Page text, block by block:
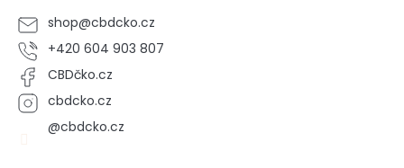
shop@cbdcko.cz
+420 604 903 807
CBDčko.cz
cbdcko.cz
@cbdcko.cz